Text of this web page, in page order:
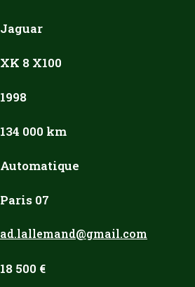
Jaguar
XK 8 X100
1998
134 000 km
Automatique
Paris 07
ad.lallemand@gmail.com
18 500 €